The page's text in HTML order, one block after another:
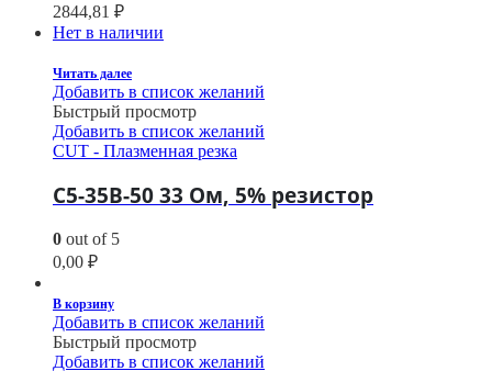
2844,81 ₽
Нет в наличии
Читать далее
Добавить в список желаний
Быстрый просмотр
Добавить в список желаний
CUT - Плазменная резка
С5-35В-50 33 Ом, 5% резистор
0 out of 5
0,00 ₽
В корзину
Добавить в список желаний
Быстрый просмотр
Добавить в список желаний